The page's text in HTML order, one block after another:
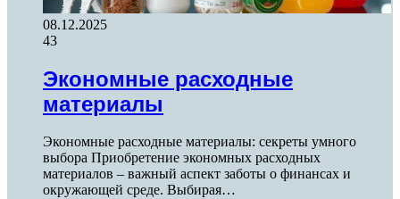
08.12.2025
43
Экономные расходные
материалы
Экономные расходные материалы: секреты умного
выбора Приобретение экономных расходных
материалов – важный аспект заботы о финансах и
окружающей среде. Выбирая…